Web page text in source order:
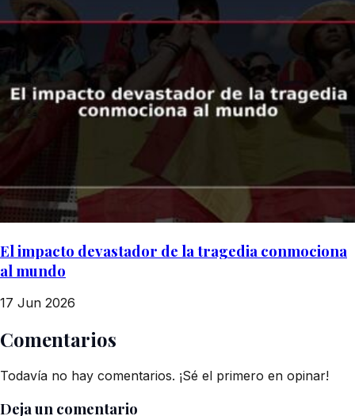
El impacto devastador de la tragedia conmociona
al mundo
17 Jun 2026
Comentarios
Todavía no hay comentarios. ¡Sé el primero en opinar!
Deja un comentario